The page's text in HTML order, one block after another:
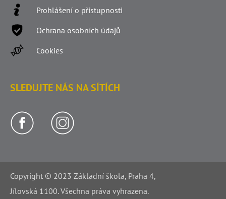
Prohlášení o přístupnosti
Ochrana osobních údajů
Cookies
SLEDUJTE NÁS NA SÍTÍCH
Copyright © 2023 Základní škola, Praha 4,
Jílovská 1100. Všechna práva vyhrazena.